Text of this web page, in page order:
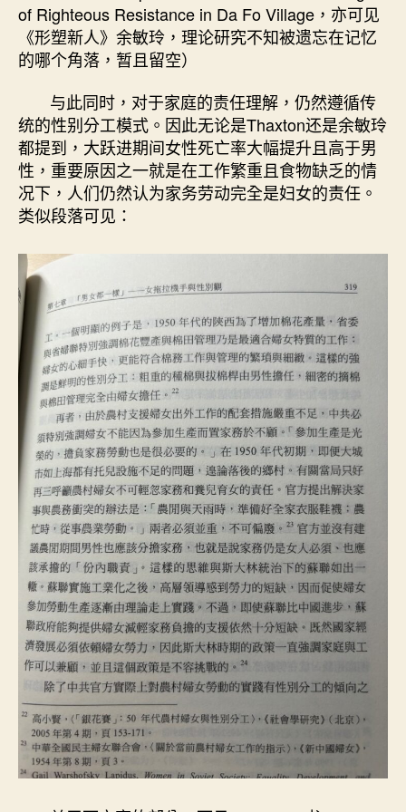
of Righteous Resistance in Da Fo Village，亦可见
《形塑新人》余敏玲，理论研究不知被遗忘在记忆
的哪个角落，暂且留空）
与此同时，对于家庭的责任理解，仍然遵循传
统的性别分工模式。因此无论是Thaxton还是余敏玲
都提到，大跃进期间女性死亡率大幅提升且高于男
性，重要原因之一就是在工作繁重且食物缺乏的情
况下，人们仍然认为家务劳动完全是妇女的责任。
类似段落可见：